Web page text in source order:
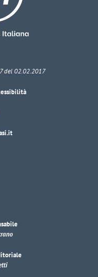
del 02.02.2017